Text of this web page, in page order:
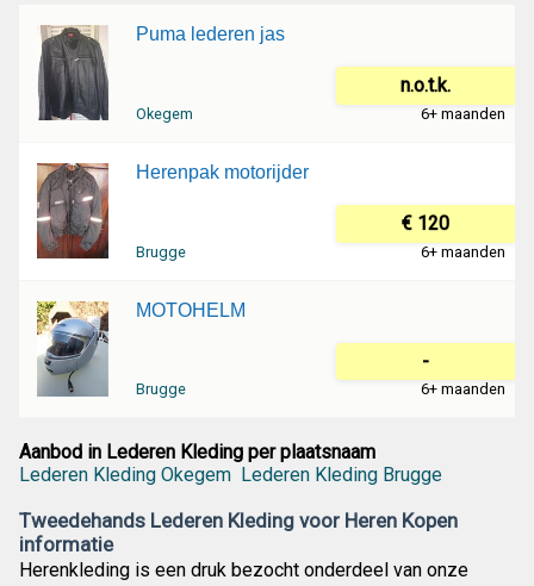
Puma lederen jas
n.o.t.k.
Okegem 6+ maanden
Herenpak motorijder
€ 120
Brugge 6+ maanden
MOTOHELM
-
Brugge 6+ maanden
Aanbod in Lederen Kleding per plaatsnaam
Lederen Kleding Okegem Lederen Kleding Brugge
Tweedehands Lederen Kleding voor Heren Kopen
informatie
Herenkleding is een druk bezocht onderdeel van onze